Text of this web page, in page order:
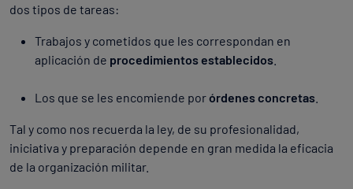
dos tipos de tareas:
Trabajos y cometidos que les correspondan en
aplicación de procedimientos establecidos
Los que se les encomiende porórdenes concretas
Tal y como nos recuerda la ley, de su profesionalidad,
iniciativa y preparación depende en gran medida la eficacia
de la organización militar.